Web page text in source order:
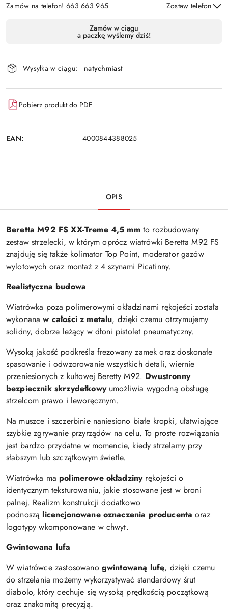
Zamów na telefon! 663 663 965 Zostaw telefon
Wyślij
dostawa
Zamów w ciągu
a paczkę wyślemy dziś!
Wysyłka w ciągu: natychmiast
Pobierz produkt do PDF
EAN: 4000844388025
OPIS
Beretta M92 FS XX-Treme 4,5 mmto rozbudowany
zestaw strzelecki, w którym oprócz wiatrówki Beretta M92 FS
znajduję się także kolimator Top Point, moderator gazów
wylotowych oraz montaż z 4 szynami Picatinny.
Realistyczna budowa
Wiatrówka poza polimerowymi okładzinami rękojeści została
wykonanaw całości z metalu, dzięki czemu otrzymujemy
solidny, dobrze leżący w dłoni pistolet pneumatyczny.
Wysoką jakość podkreśla frezowany zamek oraz doskonałe
spasowanie i odwzorowanie wszystkich detali, wiernie
przeniesionych z kultowej Beretty M92. Dwustronny
bezpiecznik skrzydełkowyumożliwia wygodną obsługę
strzelcom prawo i leworęcznym.
Na muszce i szczerbinie naniesiono białe kropki, ułatwiające
szybkie zgrywanie przyrządów na celu. To proste rozwiązania
jest bardzo przydatne w momencie, kiedy strzelamy przy
słabszym lub szczątkowym świetle.
Wiatrówka ma polimerowe okładzinyrękojeści o
identycznym teksturowaniu, jakie stosowane jest w broni
palnej. Realizm konstrukcji dodatkowo
podnoszą licencjonowane oznaczenia producenta oraz
logotypy wkomponowane w chwyt.
Gwintowana lufa
W wiatrówce zastosowano gwintowaną lufę, dzięki czemu
do strzelania możemy wykorzystywać standardowy śrut
diabolo, który cechuje się wysoką prędkością początkową
oraz znakomitą precyzją.